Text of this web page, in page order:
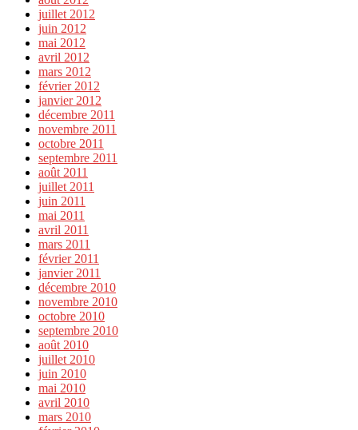
juillet 2012
juin 2012
mai 2012
avril 2012
mars 2012
février 2012
janvier 2012
décembre 2011
novembre 2011
octobre 2011
septembre 2011
août 2011
juillet 2011
juin 2011
mai 2011
avril 2011
mars 2011
février 2011
janvier 2011
décembre 2010
novembre 2010
octobre 2010
septembre 2010
août 2010
juillet 2010
juin 2010
mai 2010
avril 2010
mars 2010